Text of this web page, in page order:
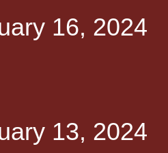
16, 2024
13, 2024